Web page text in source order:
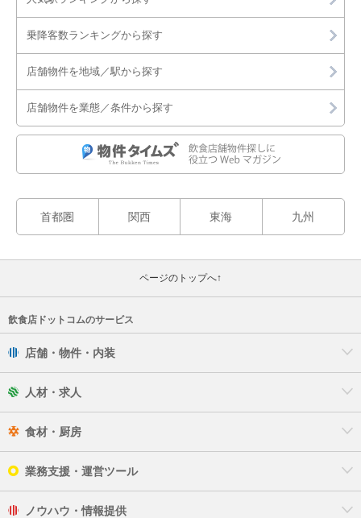
乗降客数ランキングから探す
店舗物件を地域／駅から探す
店舗物件を業態／条件から探す
首都圏 関西 東海 九州
ページのトップへ↑
飲食店ドットコムのサービス
店舗・物件・内装
人材・求人
食材・厨房
業務支援・運営ツール
ノウハウ・情報提供